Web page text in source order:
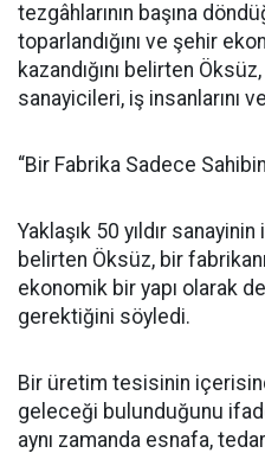
tezgâhlarının başına
toparlandığını ve şehir
kazandığını belirten
sanayicileri, iş insanlarını
“Bir Fabrika Sadece
Yaklaşık 50 yıldır
belirten Öksüz, bir
ekonomik bir yapı olarak
gerektiğini söyledi.
Bir üretim tesisinin
geleceği bulunduğunu
aynı zamanda esnafa,